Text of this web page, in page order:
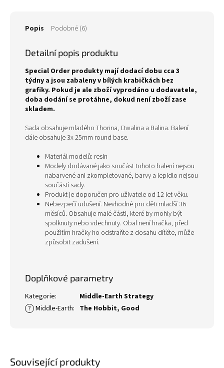
Související produkty
Popis Podobné (6)
Detailní popis produktu
Special Order produkty mají dodací dobu cca 3
týdny a jsou zabaleny v bílých krabičkách bez
grafiky. Pokud je ale zboží vyprodáno u dodavatele,
doba dodání se protáhne, dokud není zboží zase
skladem.
Sada obsahuje mladého Thorina, Dwalina a Balina. Balení
dále obsahuje 3x 25mm round base.
Materiál modelů: resin
Modely dodávané jako součást tohoto balení nejsou
nabarvené ani zkompletované, barvy a lepidlo nejsou
součástí sady.
Produkt je doporučen pro uživatele od 12 let věku.
Nebezpečí udušení. Nevhodné pro děti mladší 36
měsíců. Obsahuje malé části, které by mohly být
spolknuty nebo vdechnuty. Obal není hračka, před
použitím hračky ho odstraňte z dosahu dítěte, může
způsobit zadušení.
Doplňkové parametry
Kategorie:
Middle-Earth Strategy
? Middle-Earth: The Hobbit, Good